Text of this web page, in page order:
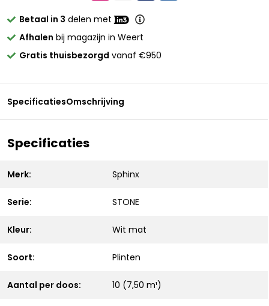
Betaal in 3 delen met
Afhalen bij magazijn in Weert
Gratis thuisbezorgd vanaf €950
SpecificatiesOmschrijving
Specificaties
Merk: Sphinx
Serie: STONE
Kleur: Wit mat
Soort: Plinten
Aantal per doos: 10 (7,50 m¹)